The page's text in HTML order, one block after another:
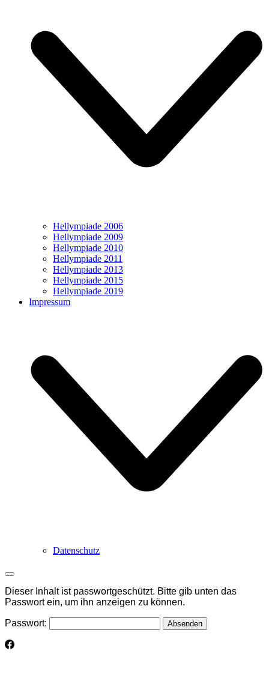
Hellympiade 2006
Hellympiade 2009
Hellympiade 2010
Hellympiade 2011
Hellympiade 2013
Hellympiade 2015
Hellympiade 2019
Impressum
Datenschutz
Dieser Inhalt ist passwortgeschützt. Bitte gib unten das
Passwort ein, um ihn anzeigen zu können.
Passwort: